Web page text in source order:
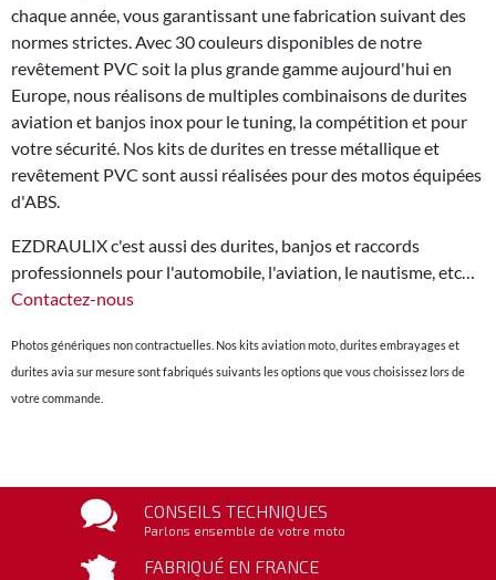
chaque année, vous garantissant une fabrication suivant des
normes strictes. Avec 30 couleurs disponibles de notre
revêtement PVC soit la plus grande gamme aujourd'hui en
Europe, nous réalisons de multiples combinaisons de durites
aviation et banjos inox pour le tuning, la compétition et pour
votre sécurité. Nos kits de durites en tresse métallique et
revêtement PVC sont aussi réalisées pour des motos équipées
d'ABS.
EZDRAULIX c'est aussi des durites, banjos et raccords
professionnels pour l'automobile, l'aviation, le nautisme, etc…
Contactez-nous
Photos génériques non contractuelles. Nos kits aviation moto, durites embrayages et
durites avia sur mesure sont fabriqués suivants les options que vous choisissez lors de
votre commande.
CONSEILS TECHNIQUES
Parlons ensemble de votre moto
FABRIQUÉ EN FRANCE